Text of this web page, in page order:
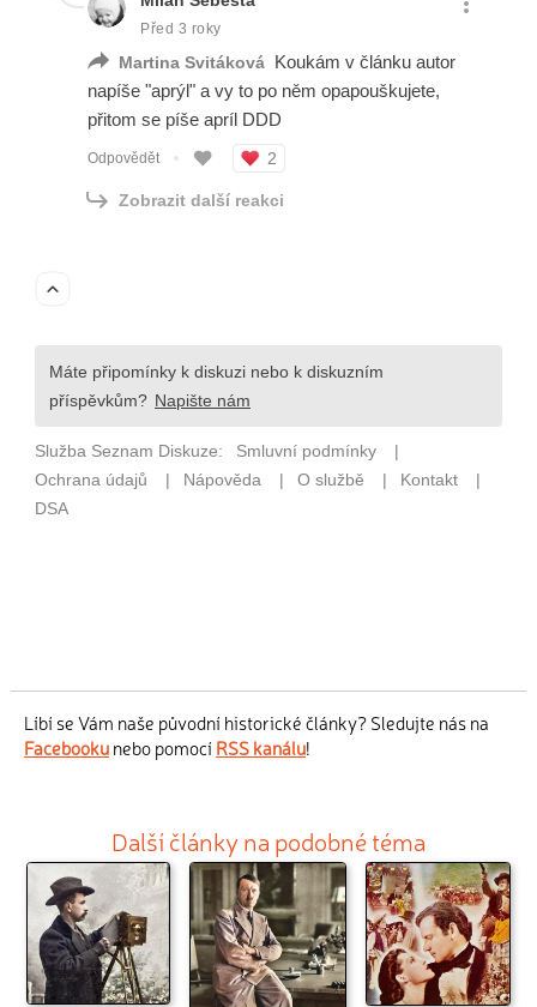
Líbí se Vám naše původní historické články? Sledujte nás na
Facebookunebo pomocí RSS kanálu!
Další články na podobné téma